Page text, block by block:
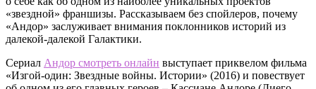
«звездной» франшизы. Рассказываем без спойлеров, почему
«Андор» заслуживает внимания поклонников историй из
далекой-далекой Галактики.
Сериал Андор смотреть онлайн выступает приквелом фильма
«Изгой-один: Звездные войны. Истории» (2016) и повествует